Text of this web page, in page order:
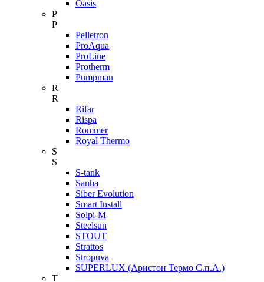
Oasis
P
P
Pelletron
ProAqua
ProLine
Protherm
Pumpman
R
R
Rifar
Rispa
Rommer
Royal Thermo
S
S
S-tank
Sanha
Siber Evolution
Smart Install
Solpi-M
Steelsun
STOUT
Strattos
Stropuva
SUPERLUX (Аристон Термо С.п.А.)
T